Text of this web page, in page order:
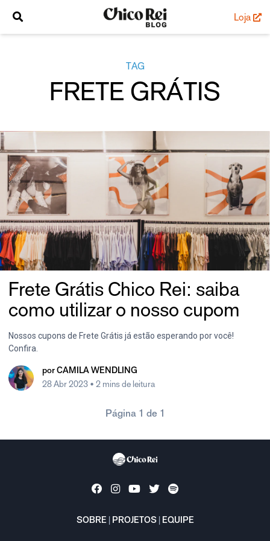
Loja
TAG
FRETE GRÁTIS
Frete Grátis Chico Rei: saiba
como utilizar o nosso cupom
Nossos cupons de Frete Grátis já estão esperando por você!
Confira.
por CAMILA WENDLING
28 Abr 2023 • 2 mins de leitura
Página 1 de 1
SOBRE PROJETOS EQUIPE